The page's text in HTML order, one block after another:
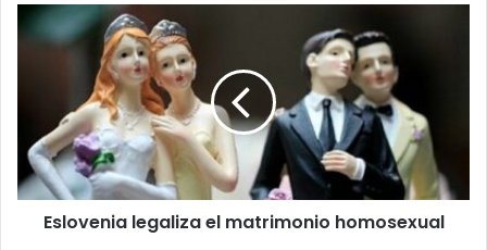
Eslovenia
legaliza
homosexual
Eslovenia legaliza el matrimonio homosexual